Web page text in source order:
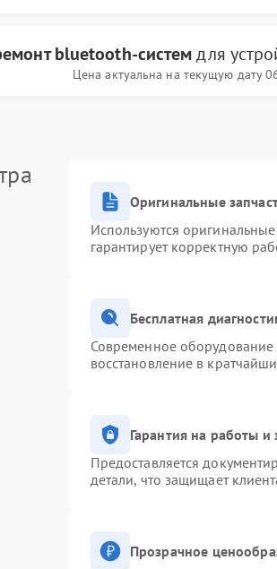
bluetooth-системдля
Цена актуальна на текущую дату
Оригинальные
Используются
гарантирует корректную
Бесплатная
Современное оборудование
восстановление в
Гарантия на работы и
Предоставляется
детали, что защищает
Прозрачное